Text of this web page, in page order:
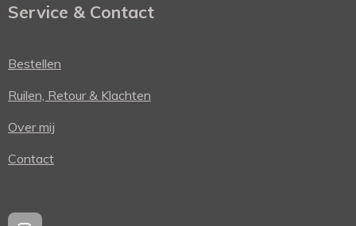
Service & Contact
Bestellen
Ruilen, Retour & Klachten
Over mij
Contact